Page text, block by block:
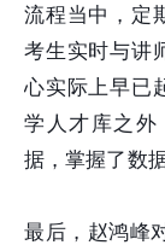
流程当中，定
考生实时与讲
心实际上早已
学人才库之外
据，掌握了数
最后，赵鸿峰